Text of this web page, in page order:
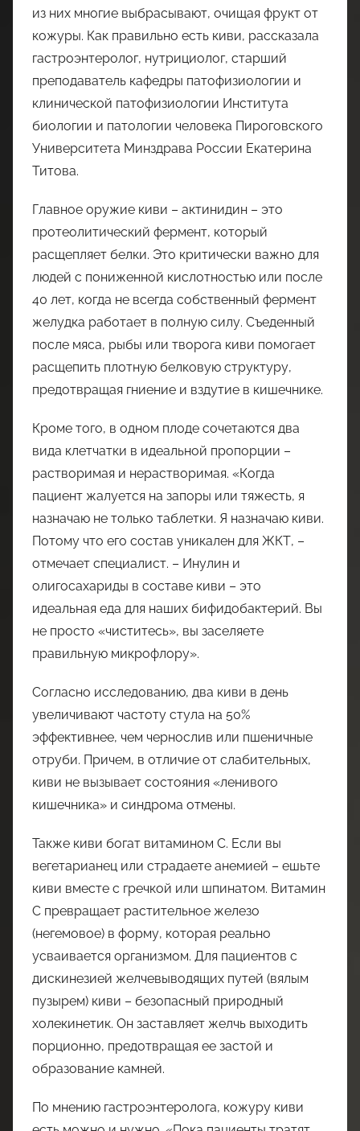
из них многие выбрасывают, очищая фрукт от
кожуры. Как правильно есть киви, рассказала
гастроэнтеролог, нутрициолог, старший
преподаватель кафедры патофизиологии и
клинической патофизиологии Института
биологии и патологии человека Пироговского
Университета Минздрава России Екатерина
Титова.
Главное оружие киви – актинидин – это
протеолитический фермент, который
расщепляет белки. Это критически важно для
людей с пониженной кислотностью или после
40 лет, когда не всегда собственный фермент
желудка работает в полную силу. Съеденный
после мяса, рыбы или творога киви помогает
расщепить плотную белковую структуру,
предотвращая гниение и вздутие в кишечнике.
Кроме того, в одном плоде сочетаются два
вида клетчатки в идеальной пропорции –
растворимая и нерастворимая. «Когда
пациент жалуется на запоры или тяжесть, я
назначаю не только таблетки. Я назначаю киви.
Потому что его состав уникален для ЖКТ, –
отмечает специалист. – Инулин и
олигосахариды в составе киви – это
идеальная еда для наших бифидобактерий. Вы
не просто «чиститесь», вы заселяете
правильную микрофлору».
Согласно исследованию, два киви в день
увеличивают частоту стула на 50%
эффективнее, чем чернослив или пшеничные
отруби. Причем, в отличие от слабительных,
киви не вызывает состояния «ленивого
кишечника» и синдрома отмены.
Также киви богат витамином С. Если вы
вегетарианец или страдаете анемией – ешьте
киви вместе с гречкой или шпинатом. Витамин
С превращает растительное железо
(негемовое) в форму, которая реально
усваивается организмом. Для пациентов с
дискинезией желчевыводящих путей (вялым
пузырем) киви – безопасный природный
холекинетик. Он заставляет желчь выходить
порционно, предотвращая ее застой и
образование камней.
По мнению гастроэнтеролога, кожуру киви